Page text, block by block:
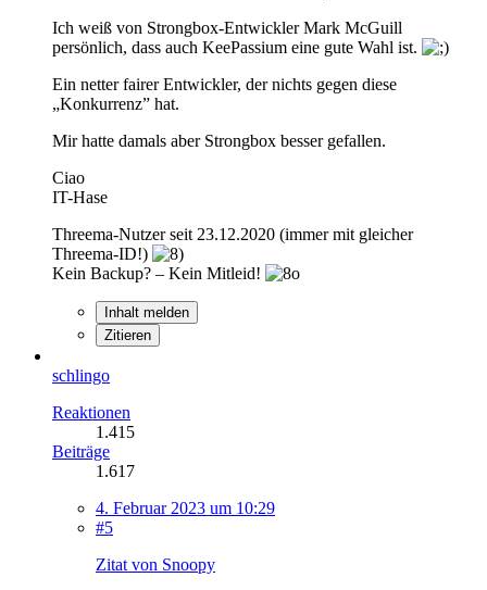
Ich weiß von Strongbox-Entwickler Mark McGuill
persönlich, dass auch KeePassium eine gute Wahl ist.
Ein netter fairer Entwickler, der nichts gegen diese
„Konkurrenz” hat.
Mir hatte damals aber Strongbox besser gefallen.
Ciao
IT-Hase
Threema-Nutzer seit 23.12.2020 (immer mit gleicher
Threema-ID!)
Kein Backup? – Kein Mitleid!
Inhalt melden
Zitieren
schlingo
Reaktionen
1.415
Beiträge
1.617
4. Februar 2023 um 10:29
#5
Zitat von Snoopy